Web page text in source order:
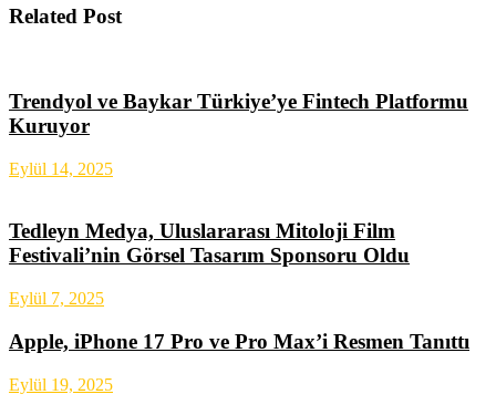
Related Post
Trendyol ve Baykar Türkiye’ye Fintech Platformu
Kuruyor
Eylül 14, 2025
Tedleyn Medya, Uluslararası Mitoloji Film
Festivali’nin Görsel Tasarım Sponsoru Oldu
Eylül 7, 2025
Apple, iPhone 17 Pro ve Pro Max’i Resmen Tanıttı
Eylül 19, 2025